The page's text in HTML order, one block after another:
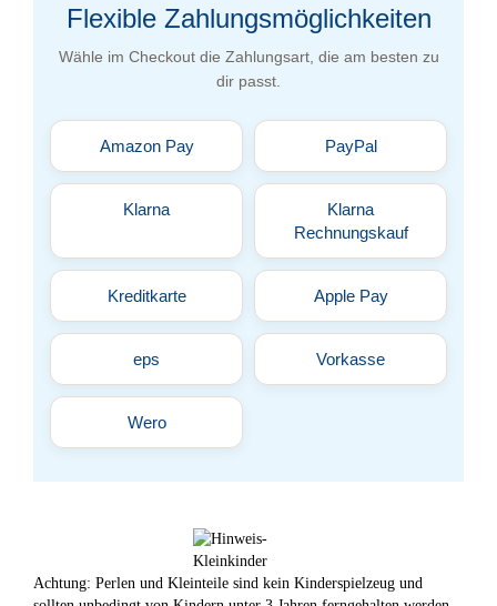
Flexible Zahlungsmöglichkeiten
Wähle im Checkout die Zahlungsart, die am besten zu
dir passt.
Amazon Pay PayPal
Klarna
Klarna
Rechnungskauf
Kreditkarte Apple Pay
eps Vorkasse
Wero
Achtung: Perlen und Kleinteile sind kein Kinderspielzeug und